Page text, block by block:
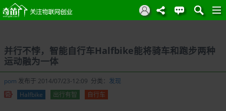
并行不悖，智能自行车Halfbike能将骑车和跑步两种
运动融为一体
pom 发布于 2014/07/23-12:09 分类： 发现
Halfbike
出行有智 自行车